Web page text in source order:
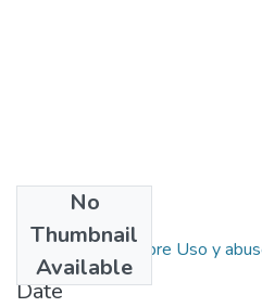
No
Thumbnail
Available
Sensibilización sobre Uso y
Date